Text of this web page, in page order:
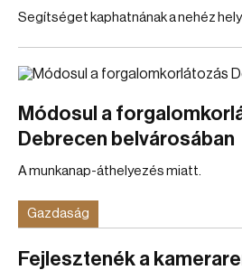
Segítséget kaphatnának a nehéz
Módosul a
Debrecen belvárosában
A munkanap-áthelyezés miatt.
Gazdaság
Fejlesztenék a